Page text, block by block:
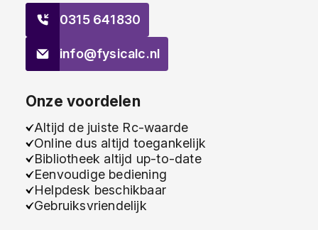
0315 641830
info@fysicalc.nl
Onze voordelen
Altijd de juiste Rc-waarde
Online dus altijd toegankelijk
Bibliotheek altijd up-to-date
Eenvoudige bediening
Helpdesk beschikbaar
Gebruiksvriendelijk